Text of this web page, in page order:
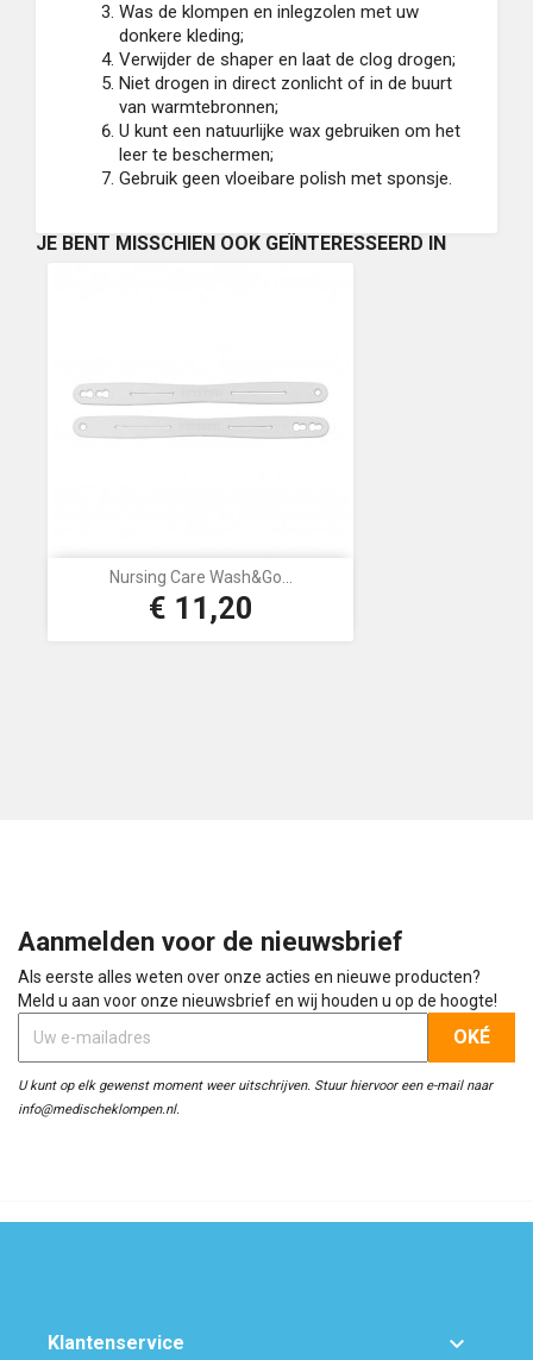
Was de klompen en inlegzolen met uw
donkere kleding;
Verwijder de shaper en laat de clog drogen;
Niet drogen in direct zonlicht of in de buurt
van warmtebronnen;
U kunt een natuurlijke wax gebruiken om het
leer te beschermen;
Gebruik geen vloeibare polish met sponsje.
JE BENT MISSCHIEN OOK GEÏNTERESSEERD IN
Nursing Care Wash&Go...
Prijs
€ 11,20
Aanmelden voor de nieuwsbrief
Als eerste alles weten over onze acties en nieuwe producten?
Meld u aan voor onze nieuwsbrief en wij houden u op de hoogte!
U kunt op elk gewenst moment weer uitschrijven. Stuur hiervoor een e-mail naar
info@medischeklompen.nl.
Klantenservice 